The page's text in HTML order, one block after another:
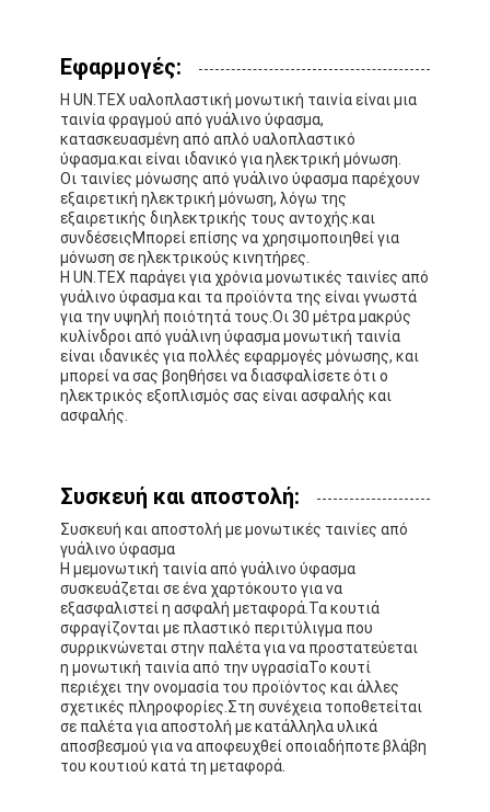
Ταινία μόνωσης υφασμάτων γυαλιού
Ανθεκτική στη θερμότητα ταινία μόνωσης
Κολλητική ταινία υφασμάτων γυαλιού
Κολλητική ταινία ταινιών Polyimide
Κολλητική ταινία φύλλων αλουμινίου αργιλίου
Ταινία υφασμάτων γυαλιού φύλλων αλουμινίου αργιλίου
Αντιμέτωπο φύλλο αλουμινίου έγγραφο της Kraft
Ταινία αγωγών υφασμάτων
Το διπλάσιο πλαισίωσε την κολλητική ταινία
Κολλητική ταινία της PET
Ρίψη επένδυσης ακρίβειας
Ηλεκτρική πίνακα μόνωσης
Εφαρμογές:
Η UN.TEX υαλοπλαστική μονωτική ταινία είναι μια
ταινία φραγμού από γυάλινο ύφασμα,
κατασκευασμένη από απλό υαλοπλαστικό
ύφασμα.και είναι ιδανικό για ηλεκτρική μόνωση.
Οι ταινίες μόνωσης από γυάλινο ύφασμα παρέχουν
εξαιρετική ηλεκτρική μόνωση, λόγω της
εξαιρετικής διηλεκτρικής τους αντοχής.και
συνδέσειςΜπορεί επίσης να χρησιμοποιηθεί για
μόνωση σε ηλεκτρικούς κινητήρες.
Η UN.TEX παράγει για χρόνια μονωτικές ταινίες από
γυάλινο ύφασμα και τα προϊόντα της είναι γνωστά
για την υψηλή ποιότητά τους.Οι 30 μέτρα μακρύς
κυλίνδροι από γυάλινη ύφασμα μονωτική ταινία
είναι ιδανικές για πολλές εφαρμογές μόνωσης, και
μπορεί να σας βοηθήσει να διασφαλίσετε ότι ο
ηλεκτρικός εξοπλισμός σας είναι ασφαλής και
ασφαλής.
Συσκευή και αποστολή:
Συσκευή και αποστολή με μονωτικές ταινίες από
γυάλινο ύφασμα
Η μεμονωτική ταινία από γυάλινο ύφασμα
συσκευάζεται σε ένα χαρτόκουτο για να
εξασφαλιστεί η ασφαλή μεταφορά.Τα κουτιά
σφραγίζονται με πλαστικό περιτύλιγμα που
συρρικνώνεται στην παλέτα για να προστατεύεται
η μονωτική ταινία από την υγρασίαΤο κουτί
περιέχει την ονομασία του προϊόντος και άλλες
σχετικές πληροφορίες.Στη συνέχεια τοποθετείται
σε παλέτα για αποστολή με κατάλληλα υλικά
αποσβεσμού για να αποφευχθεί οποιαδήποτε βλάβη
του κουτιού κατά τη μεταφορά.